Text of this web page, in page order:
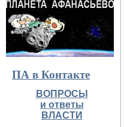
ПА в Контакте
ВОПРОСЫ
и ответы
ВЛАСТИ